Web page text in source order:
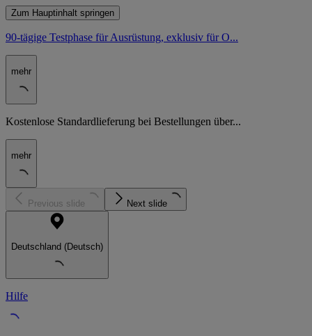
Zum Hauptinhalt springen
90-tägige Testphase für Ausrüstung, exklusiv für O...
mehr
Kostenlose Standardlieferung bei Bestellungen über...
mehr
Previous slide Next slide
Deutschland (Deutsch)
Hilfe